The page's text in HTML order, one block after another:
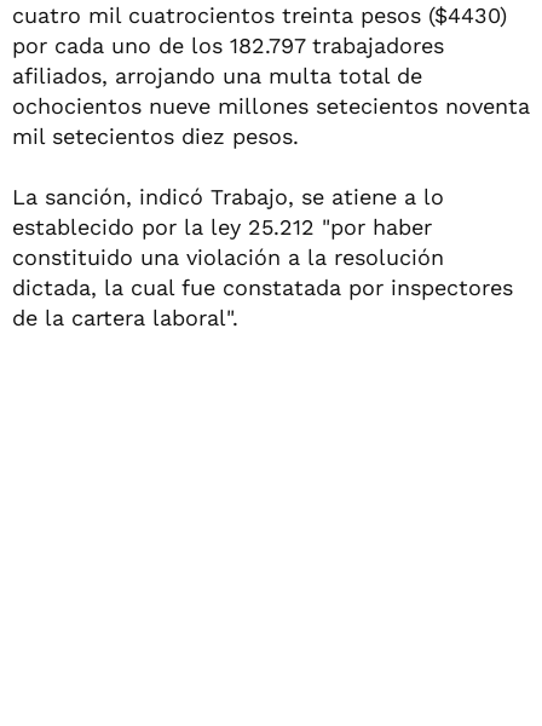
cuatro mil cuatrocientos treinta pesos ($4430)
por cada uno de los 182.797 trabajadores
afiliados, arrojando una multa total de
ochocientos nueve millones setecientos noventa
mil setecientos diez pesos.
La sanción, indicó Trabajo, se atiene a lo
establecido por la ley 25.212 "por haber
constituido una violación a la resolución
dictada, la cual fue constatada por inspectores
de la cartera laboral".